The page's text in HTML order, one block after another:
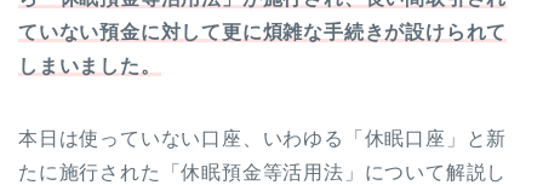
ていない預金に対して更に煩雑な手続きが設けられて
しまいました。
本日は使っていない口座、いわゆる「休眠口座」と新
たに施行された「休眠預金等活用法」について解説し